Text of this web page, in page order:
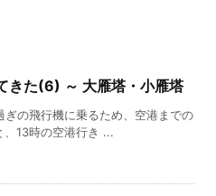
きた(6) ～ 大雁塔・小雁塔
ぎの飛行機に乗るため、空港までの
、13時の空港行き ...